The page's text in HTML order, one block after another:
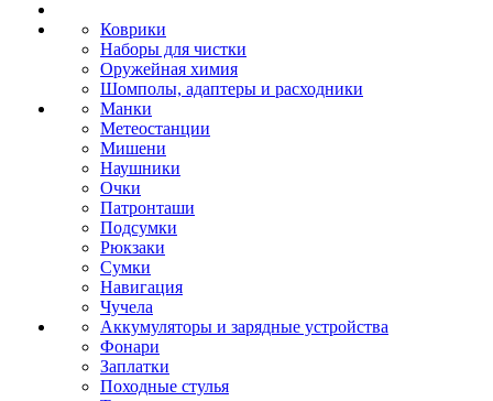
Коврики
Наборы для чистки
Оружейная химия
Шомполы, адаптеры и расходники
Манки
Метеостанции
Мишени
Наушники
Очки
Патронташи
Подсумки
Рюкзаки
Сумки
Навигация
Чучела
Аккумуляторы и зарядные устройства
Фонари
Заплатки
Походные стулья